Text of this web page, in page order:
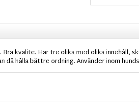
kvalite. Har tre olika med olika innehåll,
då hålla bättre ordning. Använder inom